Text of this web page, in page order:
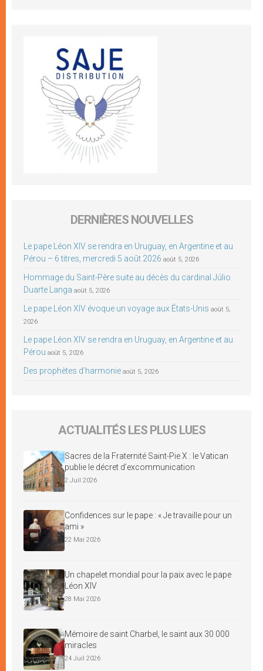
DERNIÈRES NOUVELLES
Le pape Léon XIV se rendra en Uruguay, en Argentine et au
Pérou – 6 titres, mercredi 5 août 2026 août 5, 2026
Hommage du Saint-Père suite au décès du cardinal Júlio
Duarte Langa août 5, 2026
Le pape Léon XIV évoque un voyage aux États-Unis août 5,
2026
Le pape Léon XIV se rendra en Uruguay, en Argentine et au
Pérou août 5, 2026
Des prophètes d’harmonie août 5, 2026
ACTUALITÉS LES PLUS LUES
Sacres de la Fraternité Saint-Pie X : le Vatican
publie le décret d’excommunication
2 Juil 2026
Confidences sur le pape : « Je travaille pour un
ami »
22 Mai 2026
Un chapelet mondial pour la paix avec le pape
Léon XIV
28 Mai 2026
Mémoire de saint Charbel, le saint aux 30 000
miracles
24 Juil 2026